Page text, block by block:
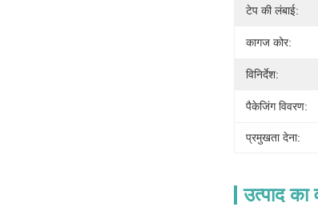
टेप की लंबाई:
कागज कोर:
विनिर्देश:
पैकेजिंग विवरण:
प्रमुखता देना:
उत्पाद का